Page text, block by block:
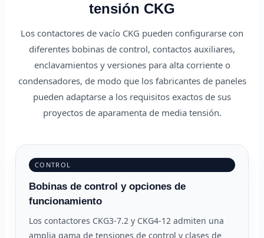
tensión CKG
Los contactores de vacío CKG pueden configurarse con
diferentes bobinas de control, contactos auxiliares,
enclavamientos y versiones para alta corriente o
condensadores, de modo que los fabricantes de paneles
pueden adaptarse a los requisitos exactos de sus
proyectos de aparamenta de media tensión.
CONTROL
Bobinas de control y opciones de
funcionamiento
Los contactores CKG3-7.2 y CKG4-12 admiten una
amplia gama de tensiones de control y clases de